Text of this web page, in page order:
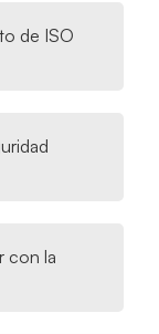
de ISO
con la